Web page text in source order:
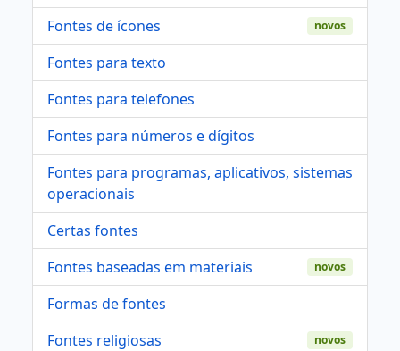
Fontes de ícones novos
Fontes para texto
Fontes para telefones
Fontes para números e dígitos
Fontes para programas, aplicativos, sistemas
operacionais
Certas fontes
Fontes baseadas em materiais
novos
Formas de fontes
Fontes religiosas
novos